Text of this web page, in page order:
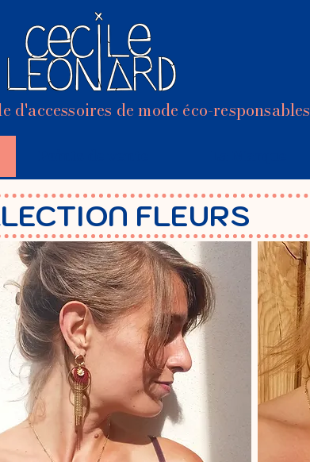
d'accessoires de mode éco-responsables
FLEURS